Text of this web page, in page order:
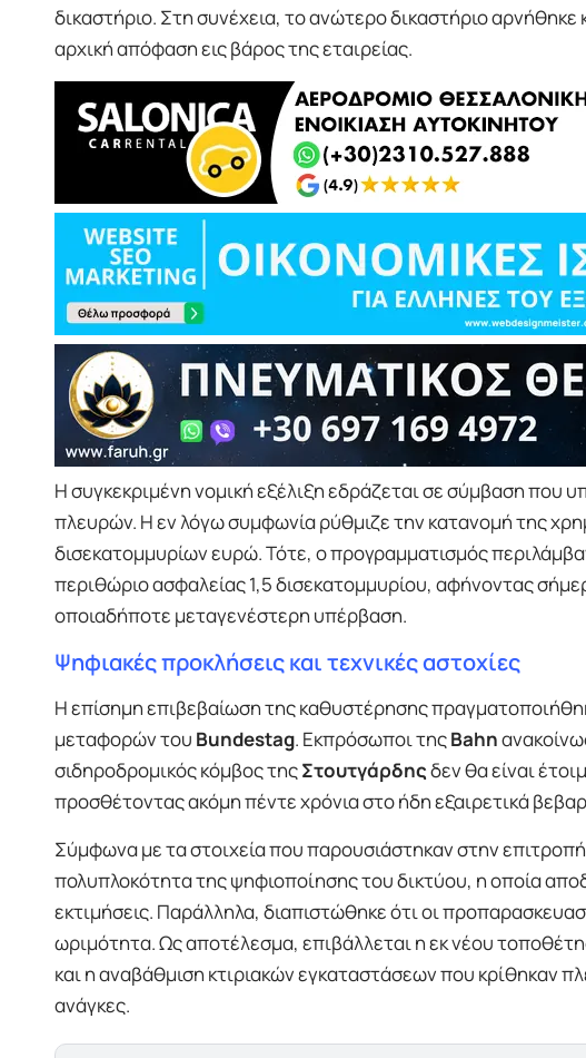
δικαστήριο. Στη συνέχεια, το ανώτερο δικαστήριο
αρχική απόφαση εις βάρος της εταιρείας.
Η συγκεκριμένη νομική εξέλιξη εδράζεται σε σύμβαση
πλευρών. Η εν λόγω συμφωνία ρύθμιζε την κατανομή της
δισεκατομμυρίων ευρώ. Τότε, ο προγραμματισμός
περιθώριο ασφαλείας 1,5 δισεκατομμυρίου, αφήνοντας
οποιαδήποτε μεταγενέστερη υπέρβαση.
Ψηφιακές προκλήσεις και τεχνικές αστοχίες
Η επίσημη επιβεβαίωση της καθυστέρησης
μεταφορών του Bundestag. Εκπρόσωποι τηςBahn
σιδηροδρομικός κόμβος τηςΣτουτγάρδηςδεν θα είναι
προσθέτοντας ακόμη πέντε χρόνια στο ήδη εξαιρετικά
Σύμφωνα με τα στοιχεία που παρουσιάστηκαν στην
πολυπλοκότητα της ψηφιοποίησης του δικτύου, η οποία
εκτιμήσεις. Παράλληλα, διαπιστώθηκε ότι οι
ωριμότητα. Ως αποτέλεσμα, επιβάλλεται η εκ νέου
και η αναβάθμιση κτιριακών εγκαταστάσεων που κρίθηκαν
ανάγκες.